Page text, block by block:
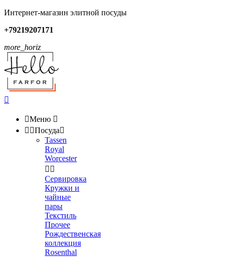
Интернет-магазин элитной посуды
+79219207171
more_horiz

Меню 
 Посуда
Tassen
Royal
Worcester
 
Сервировка
Кружки и
чайные
пары
Текстиль
Прочее
Рождественская
коллекция
Rosenthal